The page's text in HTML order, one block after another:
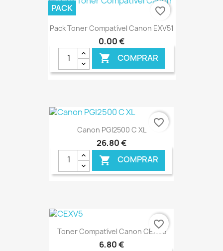
€ ONLINE
Pack Toner Compatível Canon EXV51
0,00 €
 COMPRAR
PACK favorite_border
Canon PGI2500 C XL
26,80 €
 COMPRAR
€ ONLINE
favorite_border
Toner Compatível Canon CEXV5
6,80 €
favorite_border